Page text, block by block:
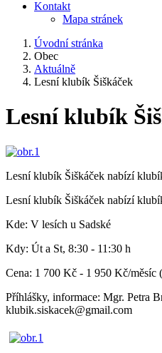
Kontakt
Mapa stránek
Úvodní stránka
Obec
Aktuálně
Lesní klubík Šiškáček
Lesní klubík
Lesní klubík Šiškáček nabízí
Lesní klubík Šiškáček nabízí
Kde: V lesích u Sadské
Kdy: Út a St, 8:30 - 11:30 h
Cena: 1 700 Kč - 1 950 Kč/měsíc
Příhlášky, informace: Mgr. Petra
klubik.siskacek@gmail.com